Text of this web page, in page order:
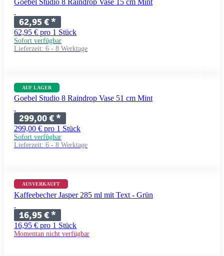
Goebel Studio 8 Raindrop Vase 15 cm Mint
62,95 €*
62,95 € pro 1 Stück
Sofort verfügbar
Lieferzeit: 6 - 8 Werktage
AUF LAGER
Goebel Studio 8 Raindrop Vase 51 cm Mint
299,00 €*
299,00 € pro 1 Stück
Sofort verfügbar
Lieferzeit: 6 - 8 Werktage
AUSVERKAUFT
+ 11 Variationen
Kaffeebecher Jasper 285 ml mit Text - Grün
16,95 €*
16,95 € pro 1 Stück
Momentan nicht verfügbar